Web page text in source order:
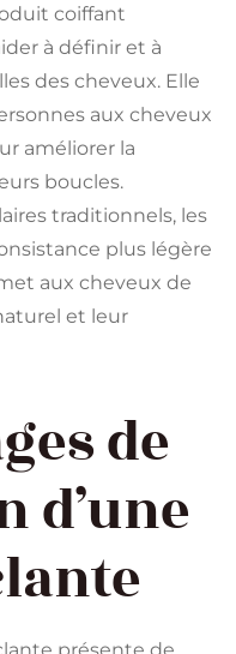
coiffant
à définir et à
des cheveux. Elle
aux cheveux
améliorer la
boucles.
traditionnels, les
plus légère
aux cheveux de
et leur
de
d’une